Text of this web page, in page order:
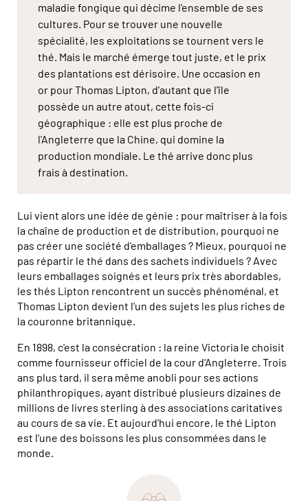
maladie fongique qui décime l'ensemble de ses
cultures. Pour se trouver une nouvelle
spécialité, les exploitations se tournent vers le
thé. Mais le marché émerge tout juste, et le prix
des plantations est dérisoire. Une occasion en
or pour Thomas Lipton, d'autant que l'île
possède un autre atout, cette fois-ci
géographique : elle est plus proche de
l'Angleterre que la Chine, qui domine la
production mondiale. Le thé arrive donc plus
frais à destination.
Lui vient alors une idée de génie : pour maîtriser à la fois
la chaîne de production et de distribution, pourquoi ne
pas créer une société d'emballages ? Mieux, pourquoi ne
pas répartir le thé dans des sachets individuels ? Avec
leurs emballages soignés et leurs prix très abordables,
les thés Lipton rencontrent un succès phénoménal, et
Thomas Lipton devient l'un des sujets les plus riches de
la couronne britannique.
En 1898, c'est la consécration : la reine Victoria le choisit
comme fournisseur officiel de la cour d'Angleterre. Trois
ans plus tard, il sera même anobli pour ses actions
philanthropiques, ayant distribué plusieurs dizaines de
millions de livres sterling à des associations caritatives
au cours de sa vie. Et aujourd'hui encore, le thé Lipton
est l'une des boissons les plus consommées dans le
monde.